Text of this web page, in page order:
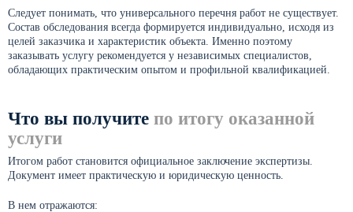
Следует понимать, что универсального перечня работ не существует.
Состав обследования всегда формируется индивидуально, исходя из
целей заказчика и характеристик объекта. Именно поэтому
заказывать услугу рекомендуется у независимых специалистов,
обладающих практическим опытом и профильной квалификацией.
Что вы получите по итогу оказанной
услуги
Итогом работ становится официальное заключение экспертизы.
Документ имеет практическую и юридическую ценность.
В нем отражаются: